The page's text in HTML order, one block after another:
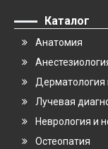
курсов системы
Стабильным
гастроэнтерологов
пользуется
профессора Ю.А.
интернет-магазине.
Основные
страницах
Каталог
Анатомия
Дерматология
Лучевая
Неврология и
Остеопатия